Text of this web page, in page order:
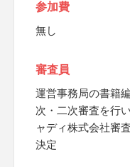
参加費
無し
審査員
運営事務局の書籍
次・二次審査を行
ャディ株式会社審
決定